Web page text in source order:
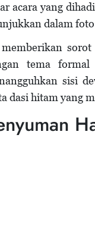
acara yang
dalam foto
tema
sisi
dasi hitam yang